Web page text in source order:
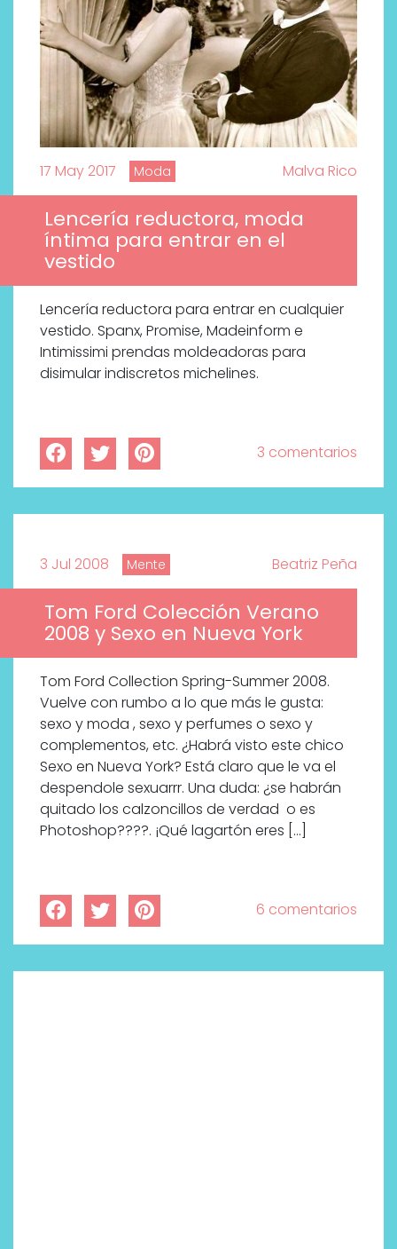
17 May 2017 Moda Malva Rico
Lencería reductora, moda
íntima para entrar en el
vestido
Lencería reductora para entrar en cualquier
vestido. Spanx, Promise, Madeinform e
Intimissimi prendas moldeadoras para
disimular indiscretos michelines.
3 comentarios
3 Jul 2008 Mente Beatriz Peña
Tom Ford Colección Verano
2008 y Sexo en Nueva York
Tom Ford Collection Spring-Summer 2008.
Vuelve con rumbo a lo que más le gusta:
sexo y moda , sexo y perfumes o sexo y
complementos, etc. ¿Habrá visto este chico
Sexo en Nueva York? Está claro que le va el
despendole sexuarrr. Una duda: ¿se habrán
quitado los calzoncillos de verdad o es
Photoshop????. ¡Qué lagartón eres […]
6 comentarios